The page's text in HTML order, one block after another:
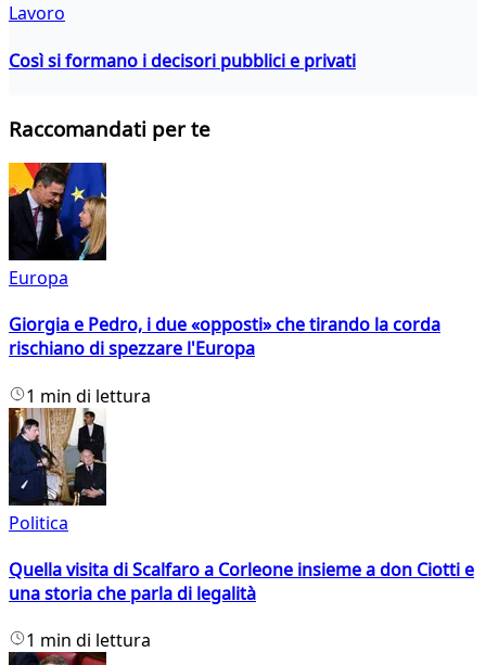
Lavoro
Così si formano i decisori pubblici e privati
Raccomandati per te
Europa
Giorgia e Pedro, i due «opposti» che tirando la corda
rischiano di spezzare l'Europa
1 min di lettura
Politica
Quella visita di Scalfaro a Corleone insieme a don Ciotti e
una storia che parla di legalità
1 min di lettura